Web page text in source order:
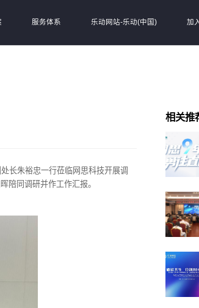
服务体系 乐动网站-乐动(中国) 加
长朱裕忠一行莅临网思科技开展调
陪同调研并作工作汇报。
相关推